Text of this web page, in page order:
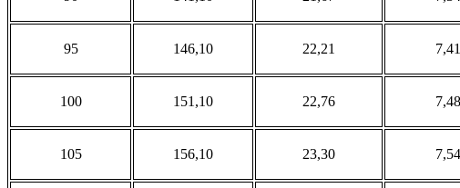
95 146,10 22,21 7,41
100 151,10 22,76 7,48
105 156,10 23,30 7,54